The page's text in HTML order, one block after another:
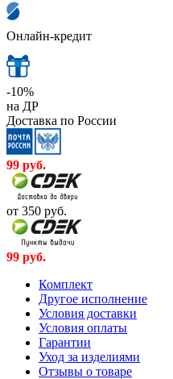
Онлайн-кредит
-10%
на ДР
Доставка по России
99 руб.
от 350 руб.
99 руб.
Комплект
Другое исполнение
Условия доставки
Условия оплаты
Гарантии
Уход за изделиями
Отзывы о товаре